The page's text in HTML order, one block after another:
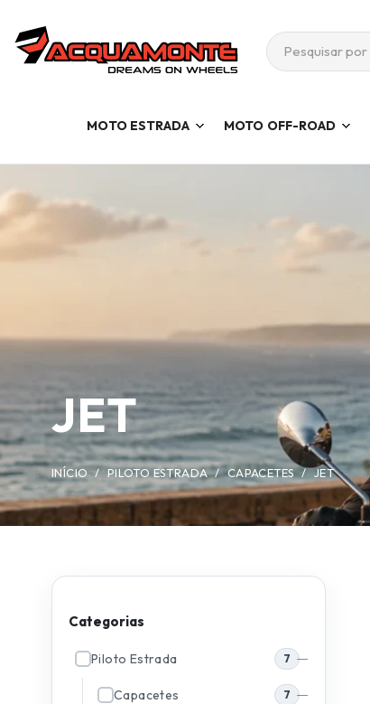
MOTO ESTRADA MOTO OFF-ROAD
JET
INÍCIO / PILOTO ESTRADA / CAPACETES / JET
Categorias
Piloto Estrada 7
Capacetes 7